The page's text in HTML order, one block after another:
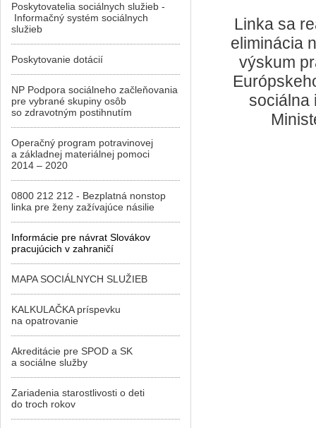
Linka sa
eliminácia
výskum
sociálna
Poskytovatelia sociálnych služieb -
Informačný systém sociálnych
služieb
Poskytovanie dotácií
NP Podpora sociálneho začleňovania
pre vybrané skupiny osôb
so zdravotným postihnutím
Operačný program potravinovej
a základnej materiálnej pomoci
2014 – 2020
0800 212 212 - Bezplatná nonstop
linka pre ženy zažívajúce násilie
Informácie pre návrat Slovákov
pracujúcich v zahraničí
MAPA SOCIÁLNYCH SLUŽIEB
KALKULAČKA príspevku
na opatrovanie
Akreditácie pre SPOD a SK
a sociálne služby
Zariadenia starostlivosti o deti
do troch rokov